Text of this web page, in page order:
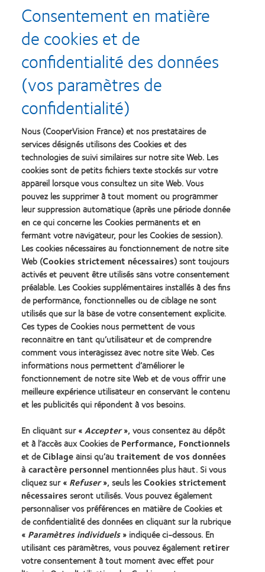
LENTILLES MENSUELLES Les lentilles Biofinity® multifocal (comfilcon A) sont
indiquées pour la correction de la myopie ou de l’hypermétropie, accompagnée
pour la correction de la myopie ou hypermétropie, accompagnée d’astigmatisme
et de presbytie. Ces lentilles jetables mensuelles sont à usage journalier,
mois après le début de l’utilisation. Ces lentilles peuvent être portées de façon
prolongée (jusqu’à 6 nuits/7 jours d’affilée) uniquement sur avis médical.
Veuillez lire attentivement les instructions figurant sur la notice et l’étiquetage.
Pour la liste complète des indications, contre-indications et avertissements,
veuillez consulter la notice. Le port de lentilles de contact est possible sous
réserve de non-contre-indication médicale au port de lentilles et soumis à une
prescription médicale. En cas de doute, demandez conseil à votre
santé réglementés qui portent, au titre de cette réglementation, le marquage CE
0123.
Fabricant : CooperVision Manufacturing Ltd. COOPERVISION SAS au capital
de 71 712€ dont le siège social est situé Immeuble Les 2 Arcs bât B - 1800
Route des Crêtes B.P. 273 - 06905 Sophia Antipolis Cedex, France et
immatriculée au RCS de Grasse sous le n°39200221800049. Janvier 2023
Nos produits
Trouver un spécialiste
Lentilles de contact et vision
Nouveau porteur
Notre Entreprise
Carrières chez CooperVision Actualités Contact
Légal
Politique de confidentialité Cookies
Conditions d'utilisation Décret 2013
identifiant unique délivré par l'Agence de la transition
écologique (ADEME) : FR217780_01DQPP
Consentement en matière
de cookies et de
confidentialité des données
(vos paramètres de
confidentialité)
Nous (CooperVision France) et nos prestataires de
services désignés utilisons des Cookies et des
technologies de suivi similaires sur notre site Web. Les
cookies sont de petits fichiers texte stockés sur votre
appareil lorsque vous consultez un site Web. Vous
pouvez les supprimer à tout moment ou programmer
leur suppression automatique (après une période donnée
en ce qui concerne les Cookies permanents et en
fermant votre navigateur, pour les Cookies de session).
Les cookies nécessaires au fonctionnement de notre site
Web (Cookies strictement nécessaires) sont toujours
activés et peuvent être utilisés sans votre consentement
préalable. Les Cookies supplémentaires installés à des fins
de performance, fonctionnelles ou de ciblage ne sont
utilisés que sur la base de votre consentement explicite.
Ces types de Cookies nous permettent de vous
reconnaitre en tant qu’utilisateur et de comprendre
comment vous interagissez avec notre site Web. Ces
informations nous permettent d’améliorer le
fonctionnement de notre site Web et de vous offrir une
meilleure expérience utilisateur en conservant le contenu
et les publicités qui répondent à vos besoins.
En cliquant sur «Accepter», vous consentez au dépôt
et à l’accès aux Cookies dePerformance, Fonctionnels
et deCiblageainsi qu’autraitement de vos données
à caractère personnel mentionnées plus haut. Si vous
cliquez sur « Refuser», seuls lesCookies strictement
nécessairesseront utilisés. Vous pouvez également
personnaliser vos préférences en matière de Cookies et
de confidentialité des données en cliquant sur la rubrique
« Paramètres individuels» indiquée ci-dessous. En
utilisant ces paramètres, vous pouvez également retirer
votre consentement à tout moment avec effet pour